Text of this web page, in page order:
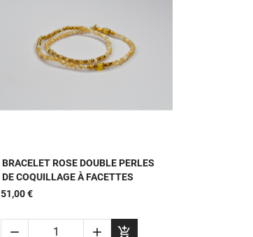
APERÇU RAPIDE
BRACELET ROSE DOUBLE PERLES
DE COQUILLAGE À FACETTES
51,00 €
  